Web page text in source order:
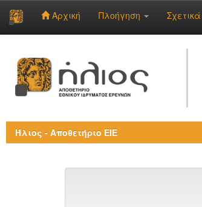
navigation
Αρχική Πλοήγηση Σχετικά
Ήλιος - Αποθετήριο ΕΙΕ